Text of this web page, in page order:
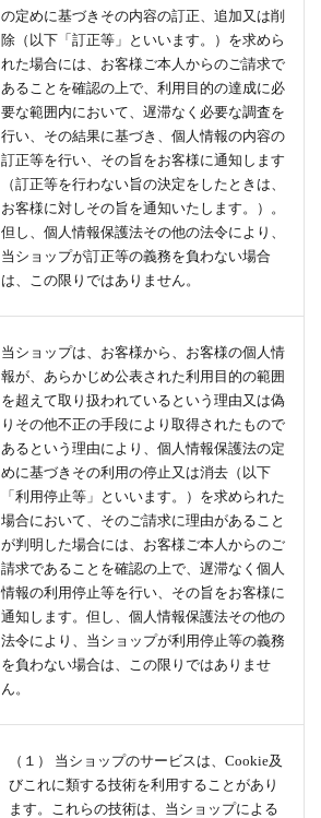
の定めに基づきその内容の訂正、追加又は削
除（以下「訂正等」といいます。）を求めら
れた場合には、お客様ご本人からのご請求で
あることを確認の上で、利用目的の達成に必
要な範囲内において、遅滞なく必要な調査を
行い、その結果に基づき、個人情報の内容の
訂正等を行い、その旨をお客様に通知します
（訂正等を行わない旨の決定をしたときは、
お客様に対しその旨を通知いたします。）。
但し、個人情報保護法その他の法令により、
当ショップが訂正等の義務を負わない場合
は、この限りではありません。
当ショップは、お客様から、お客様の個人情
報が、あらかじめ公表された利用目的の範囲
を超えて取り扱われているという理由又は偽
りその他不正の手段により取得されたもので
あるという理由により、個人情報保護法の定
めに基づきその利用の停止又は消去（以下
「利用停止等」といいます。）を求められた
場合において、そのご請求に理由があること
が判明した場合には、お客様ご本人からのご
請求であることを確認の上で、遅滞なく個人
情報の利用停止等を行い、その旨をお客様に
通知します。但し、個人情報保護法その他の
法令により、当ショップが利用停止等の義務
を負わない場合は、この限りではありませ
ん。
（１） 当ショップのサービスは、Cookie及
びこれに類する技術を利用することがあり
ます。これらの技術は、当ショップによる